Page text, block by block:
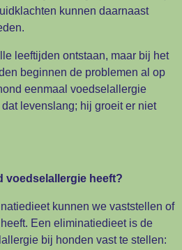
kunnen daarnaast
leeftijden ontstaan, maar bij het
beginnen de problemen al op
eenmaal voedselallergie
levenslang; hij groeit er niet
voedselallergie heeft?
kunnen we vaststellen of
Een eliminatiedieet is de
bij honden vast te stellen: